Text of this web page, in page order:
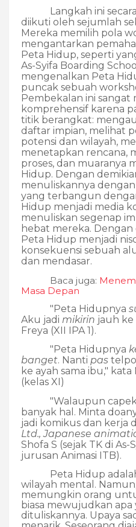
Langkah ini
diikuti oleh sejumlah
Mereka memilih pola
mengantarkan
Peta Hidup, seperti
As-Syifa Boarding
mengenalkan Peta
puncak sebuah
Pembekalan ini sangat
komprehensif karena
titik berangkat:
daftar impian, melihat
potensi dan wilayah,
menetapkan rencana,
proses, dan muaranya
Hidup. Dengan
menuliskannya
yang terbangun
Hidup menjadi media
menuliskan segenap
hebat mereka.
Peta Hidup menjadi
konsekuensi sebuah
dan mendasar.
Baca juga:
Masa Depan
"Peta Hidupnya
Aku jadi mikirin jauh ke
Freya (XII IPA 1).
"Peta Hidupnya
banget. Nanti pas
ke ayah sama ibu," kata
(kelas XI)
"Walaupun
banyak hal. Minta
jadi komikus dan kerja
Ltd., Japanese
Shofa S (sejak TK di
jurusan Animasi ITB).
Peta Hidup
wilayah mental.
memungkin orang
biasa mewujudkan apa
dituliskannya. Upaya